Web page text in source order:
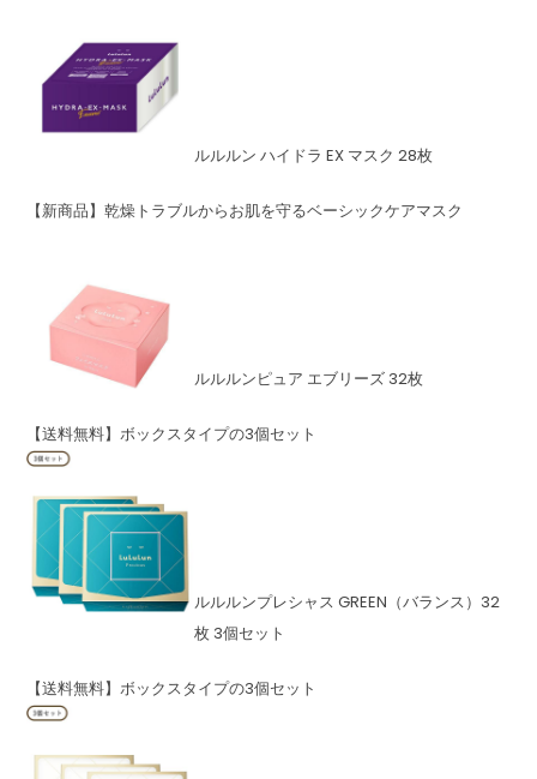
ルルルン ハイドラ EX マスク 28枚
【新商品】乾燥トラブルからお肌を守るベーシックケアマスク
ルルルンピュア エブリーズ 32枚
【送料無料】ボックスタイプの3個セット
ルルルンプレシャス GREEN（バランス）32
枚 3個セット
【送料無料】ボックスタイプの3個セット